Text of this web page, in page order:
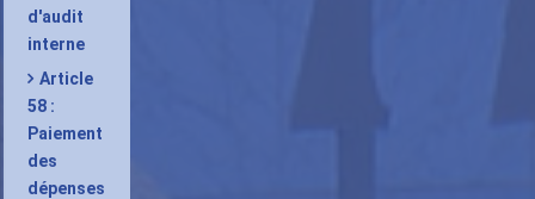
d'audit
interne
Article
58 :
Paiement
des
dépenses